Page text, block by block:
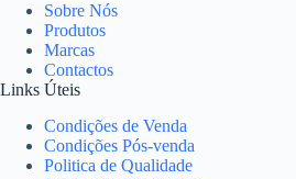
Sobre Nós
Produtos
Marcas
Contactos
Links Úteis
Condições de Venda
Condições Pós-venda
Politica de Qualidade